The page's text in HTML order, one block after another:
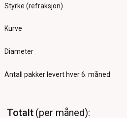
Styrke (refraksjon)
Kurve
Diameter
Antall pakker levert hver 6. måned
Totalt per måned